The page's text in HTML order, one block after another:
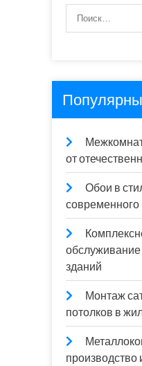
от
Обои в
современного
зданий
Монтаж
потолков в
производство